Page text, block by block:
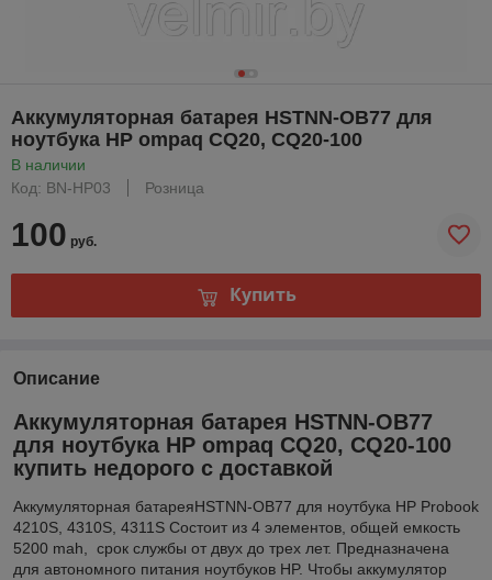
Аккумуляторная батарея HSTNN-OB77 для
ноутбука HP ompaq CQ20, CQ20-100
В наличии
Код: BN-HP03
Розница
100 руб.
Купить
Описание
Аккумуляторная батарея HSTNN-OB77
для ноутбука HP ompaq CQ20, CQ20-100
купить недорого с доставкой
Аккумуляторная батареяHSTNN-OB77 для ноутбука HP Probook
4210S, 4310S, 4311S Состоит из 4 элементов, общей емкость
5200 mah, срок службы от двух до трех лет. Предназначена
для автономного питания ноутбуков HP. Чтобы аккумулятор